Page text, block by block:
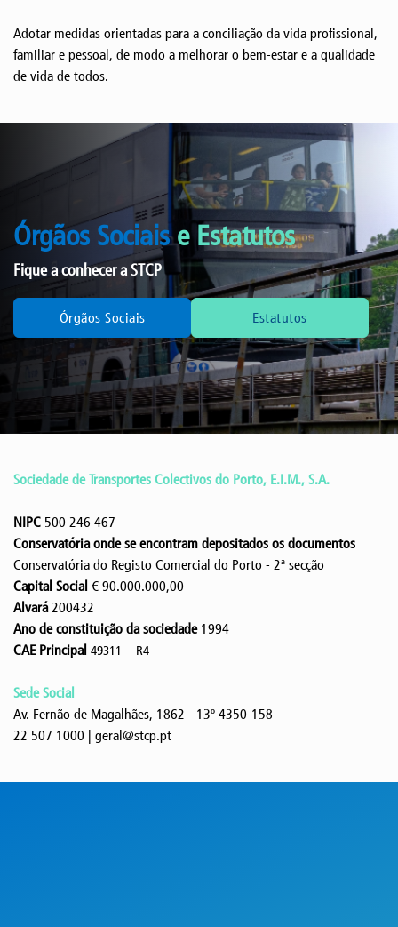
Adotar medidas orientadas para a conciliação da vida profissional,
familiar e pessoal, de modo a melhorar o bem-estar e a qualidade
de vida de todos.
Órgãos Sociais e Estatutos
Fique a conhecer a STCP
Órgãos Sociais Estatutos
Sociedade de Transportes Colectivos do Porto, E.I.M., S.A.
NIPC 500 246 467
Conservatória onde se encontram depositados os documentos
Conservatória do Registo Comercial do Porto - 2ª secção
Capital Social € 90.000.000,00
Alvará200432
Ano de constituição da sociedade1994
CAE Principal 49311 – R4
Sede Social
Av. Fernão de Magalhães, 1862 - 13º 4350-158
22 507 1000 | geral@stcp.pt